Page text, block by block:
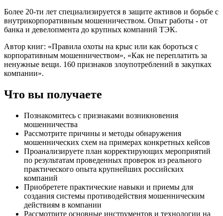
Более 20-ти лет специализируется в защите активов и борьбе с
внутрикорпоративным мошенничеством. Опыт работы - от
банка и девелопмента до крупных компаний ТЭК.
Автор книг: «Правила охоты на крыс или как бороться с
корпоративным мошенничеством», «Как не переплатить за
ненужные вещи. 160 признаков злоупотреблений в закупках
компании».
Что вы получаете
Познакомитесь с признаками возникновения
мошенничества
Рассмотрите причины и методы обнаружения
мошеннических схем на примерах конкретных кейсов
Проанализируете план корректирующих мероприятий
по результатам проведенных проверок из реального
практического опыта крупнейших российских
компаний
Приобретете практические навыки и приемы для
создания системы противодействия мошенническим
действиям в компании
Рассмотрите основные инструментов и технологии на